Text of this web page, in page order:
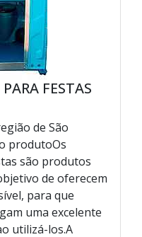
FESTAS
de São
produtoOs
são produtos
de oferecem
para que
uma excelente
utilizá-los.A